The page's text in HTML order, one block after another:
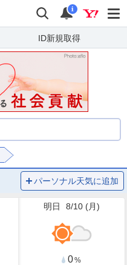
検索 通知
i
ID新規取得
パーソナル天気に追加
明日 8/10 (月)
0%